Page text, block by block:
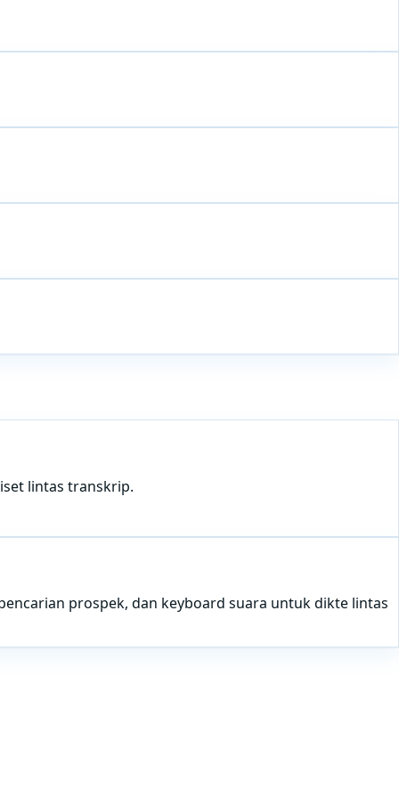
lintas transkrip.
prospek, dan keyboard suara untuk dikte lintas